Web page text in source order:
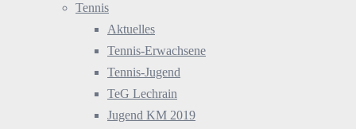
Tennis
Aktuelles
Tennis-Erwachsene
Tennis-Jugend
TeG Lechrain
Jugend KM 2019